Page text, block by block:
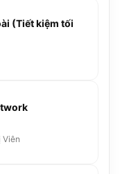
(Tiết kiệm tối
Viên